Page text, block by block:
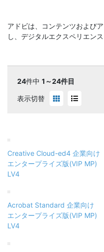
アドビは、コンテンツおよび
し、デジタルエクスペリエン
24件中 1～24件目
表示切替
Creative Cloud-ed4 企業向け
エンタープライズ版(VIP MP)
LV4
Acrobat Standard 企業向け
エンタープライズ版(VIP MP)
LV4